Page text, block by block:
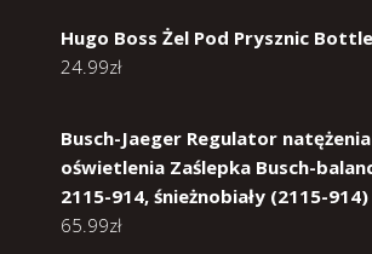
Hugo Boss Żel Pod Prysznic
24.99zł
Busch-Jaeger Regulator natężenia
oświetlenia Zaślepka Busch-
2115-914, śnieżnobiały (2115-914)
65.99zł